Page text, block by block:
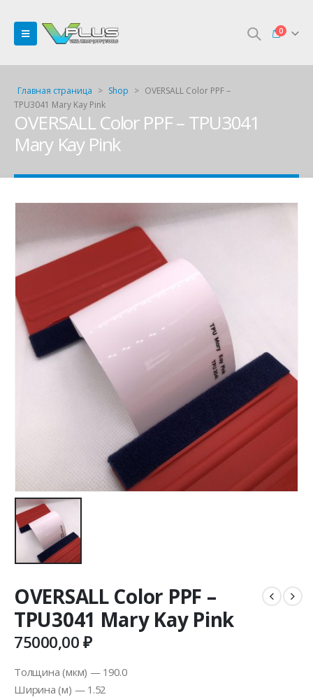
0
Главная страница > Shop > OVERSALL Color PPF –
TPU3041 Mary Kay Pink
OVERSALL Color PPF – TPU3041
Mary Kay Pink
OVERSALL Color PPF –
TPU3041 Mary Kay Pink
75000,00₽
Толщина (мкм) — 190.0
Ширина (м) — 1.52